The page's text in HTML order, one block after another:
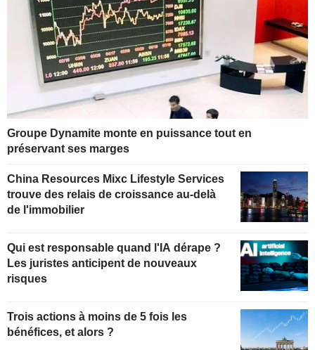
Groupe Dynamite monte en puissance tout en
préservant ses marges
China Resources Mixc Lifestyle Services
trouve des relais de croissance au-delà
de l'immobilier
Qui est responsable quand l'IA dérape ?
Les juristes anticipent de nouveaux
risques
Trois actions à moins de 5 fois les
bénéfices, et alors ?